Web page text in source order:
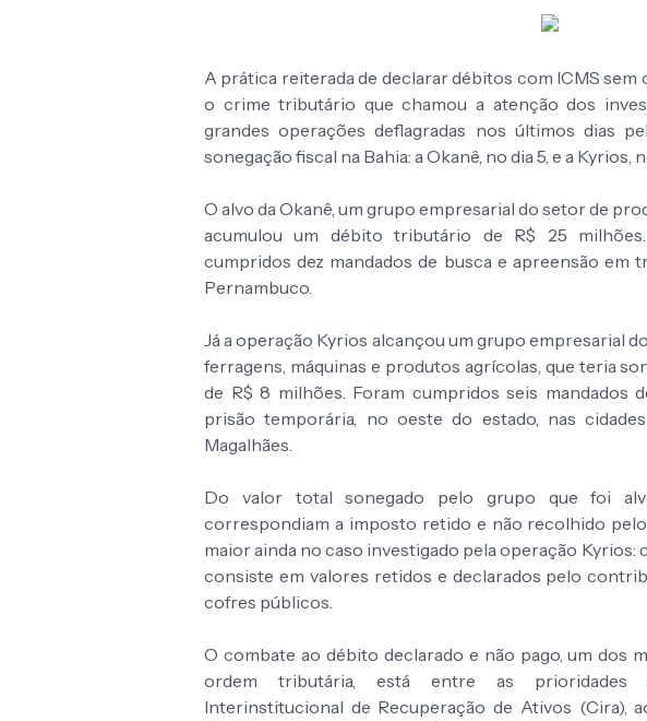
A prática reiterada de declarar débitos com ICMS sem
o crime tributário que chamou a atenção dos
grandes operações deflagradas nos últimos dias
sonegação fiscal na Bahia: a Okanê, no dia 5, e a Kyrios,
O alvo da Okanê, um grupo empresarial do setor de
acumulou um débito tributário de R$ 25
cumpridos dez mandados de busca e apreensão em
Pernambuco.
Já a operação Kyrios alcançou um grupo empresarial
ferragens, máquinas e produtos agrícolas, que teria
de R$ 8 milhões. Foram cumpridos seis mandados
prisão temporária, no oeste do estado, nas
Magalhães.
Do valor total sonegado pelo grupo que foi
correspondiam a imposto retido e não recolhido
maior ainda no caso investigado pela operação Kyrios:
consiste em valores retidos e declarados pelo
cofres públicos.
O combate ao débito declarado e não pago, um dos
ordem tributária, está entre as prioridades
Interinstitucional de Recuperação de Ativos (Cira),